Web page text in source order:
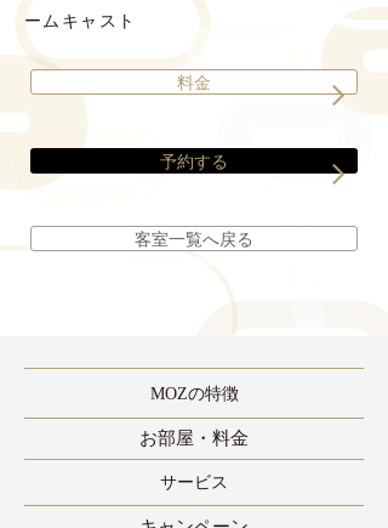
ームキャスト
料金
予約する
客室一覧へ戻る
MOZの特徴
​お部屋・料金
​サービス